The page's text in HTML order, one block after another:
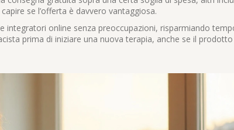
se l’offerta è davvero vantaggiosa.
integratori online senza preoccupazioni, risparmiando
prima di iniziare una nuova terapia, anche se il